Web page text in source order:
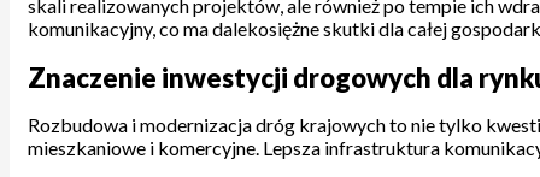
skali realizowanych projektów, ale również po tempie ich
komunikacyjny, co ma dalekosiężne skutki dla całej
Znaczenie inwestycji drogowych dla
Rozbudowa i modernizacja dróg krajowych to nie tylko
mieszkaniowe i komercyjne. Lepsza infrastruktura